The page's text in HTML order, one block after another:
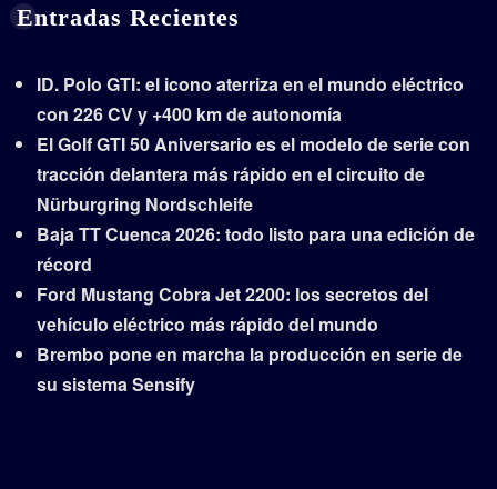
Entradas Recientes
ID. Polo GTI: el icono aterriza en el mundo eléctrico
con 226 CV y +400 km de autonomía
El Golf GTI 50 Aniversario es el modelo de serie con
tracción delantera más rápido en el circuito de
Nürburgring Nordschleife
Baja TT Cuenca 2026: todo listo para una edición de
récord
Ford Mustang Cobra Jet 2200: los secretos del
vehículo eléctrico más rápido del mundo
Brembo pone en marcha la producción en serie de
su sistema Sensify